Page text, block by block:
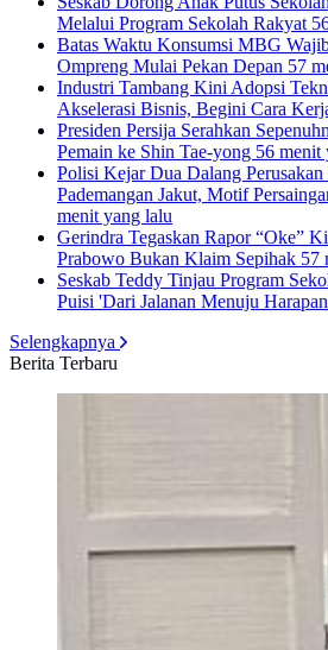
Melalui Program Sekolah Rakyat
Batas Waktu Konsumsi MBG
Ompreng Mulai Pekan Depan 57
Industri Tambang Kini Adopsi
Akselerasi Bisnis, Begini Cara
Presiden Persija Serahkan
Pemain ke Shin Tae-yong 56 menit
Polisi Kejar Dua Dalang
Pademangan Jakut, Motif
menit yang lalu
Gerindra Tegaskan Rapor “Oke”
Prabowo Bukan Klaim Sepihak 57
Seskab Teddy Tinjau Program
Puisi 'Dari Jalanan Menuju Harapan
Selengkapnya
Berita Terbaru